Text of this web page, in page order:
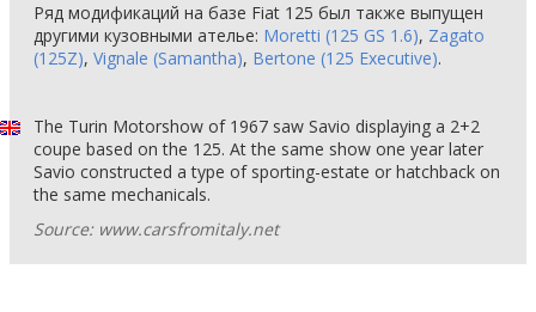
Ряд модификаций на базе Fiat 125 был также выпущен
другими кузовными ателье: Moretti (125 GS 1.6), Zagato
(125Z), Vignale (Samantha), Bertone (125 Executive).
The Turin Motorshow of 1967 saw Savio displaying a 2+2
coupe based on the 125. At the same show one year later
Savio constructed a type of sporting-estate or hatchback on
the same mechanicals.
Source: www.carsfromitaly.net